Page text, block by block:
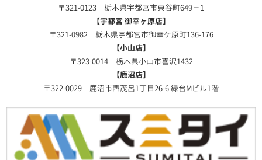
〒321-0123 栃木県宇都宮市東谷町649－1
【宇都宮 御幸ヶ原店】
〒321-0982 栃木県宇都宮市御幸ケ原町136-176
【小山店】
〒323-0014 栃木県小山市喜沢1432
【鹿沼店】
〒322-0029 鹿沼市西茂呂1丁目26-6 緑台Mビル1階